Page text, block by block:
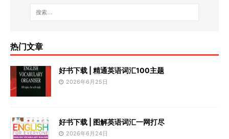
热门文章
好书下载 | 精通英语词汇100主题
2026年6月25日
好书下载 | 图解英语词汇一网打尽
2026年6月24日